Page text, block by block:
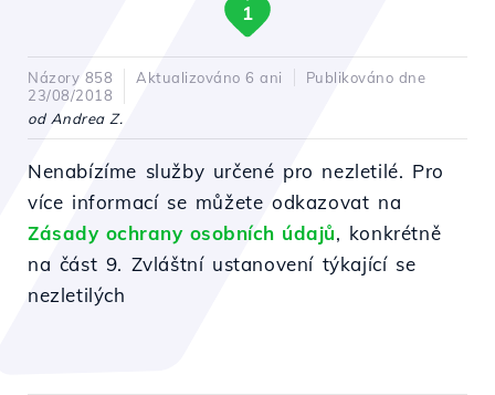
1
Názory 858 Aktualizováno 6 ani
Publikováno dne
23/08/2018
od Andrea Z.
Nenabízíme služby určené pro nezletilé. Pro
více informací se můžete odkazovat na
Zásady ochrany osobních údajů, konkrétně
na část 9. Zvláštní ustanovení týkající se
nezletilých